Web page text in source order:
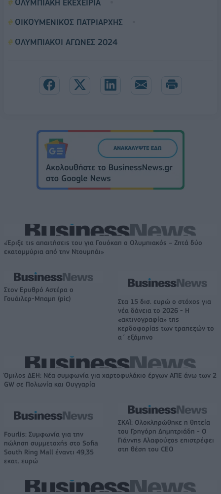
ΟΛΥΜΠΙΑΚΗ ΕΚΕΧΕΙΡΙΑ
ΟΙΚΟΥΜΕΝΙΚΟΣ ΠΑΤΡΙΑΡΧΗΣ
ΟΛΥΜΠΙΑΚΟΙ ΑΓΩΝΕΣ 2024
«Έριξε τις απαιτήσεις του για Γουόκαπ ο Ολυμπιακός – Ζητά δύο
εκατομμύρια από την Ντουμπάι»
Στον Ερυθρό Αστέρα ο
Γουάιλερ-Μπαμπ (pic)
Στα 15 δισ. ευρώ ο στόχος για
νέα δάνεια το 2026 - Η
«ακτινογραφία» της
κερδοφορίας των τραπεζών το
α΄ εξάμηνο
Όμιλος ΔΕΗ: Νέα συμφωνία για χαρτοφυλάκιο έργων ΑΠΕ άνω των 2
GW σε Πολωνία και Ουγγαρία
Fourlis: Συμφωνία για την
πώληση συμμετοχής στο Sofia
South Ring Mall έναντι 49,35
εκατ. ευρώ
ΣΚΑΪ: Ολοκληρώθηκε η θητεία
του Γρηγόρη Δημητριάδη - Ο
Γιάννης Αλαφούζος επιστρέφει
στη θέση του CEO